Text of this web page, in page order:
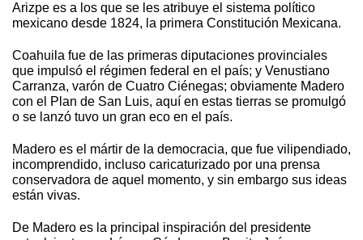
Arizpe es a los que se les atribuye el sistema político
mexicano desde 1824, la primera Constitución Mexicana.
Coahuila fue de las primeras diputaciones provinciales
que impulsó el régimen federal en el país; y Venustiano
Carranza, varón de Cuatro Ciénegas; obviamente Madero
con el Plan de San Luis, aquí en estas tierras se promulgó
o se lanzó tuvo un gran eco en el país.
Madero es el mártir de la democracia, que fue vilipendiado,
incomprendido, incluso caricaturizado por una prensa
conservadora de aquel momento, y sin embargo sus ideas
están vivas.
De Madero es la principal inspiración del presidente